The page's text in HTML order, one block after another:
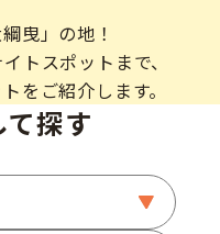
曳」の地！
トスポットまで、
をご紹介します。
探す